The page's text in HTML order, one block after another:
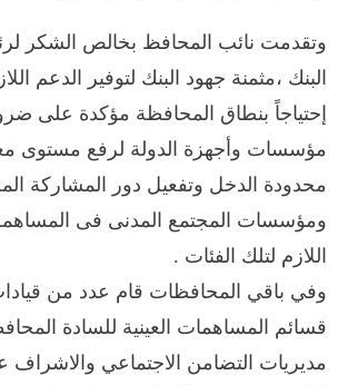
وتقدمت نائب المحافظ بخالص الشكر
البنك ،مثمنة جهود البنك لتوفير الدعم
إحتياجاً بنطاق المحافظة مؤكدة على
مؤسسات وأجهزة الدولة لرفع مستوى
محدودة الدخل وتفعيل دور المشاركة
ومؤسسات المجتمع المدنى فى
اللازم لتلك الفئات .
وفي باقي المحافظات قام عدد من
قسائم المساهمات العينية للسادة
مديريات التضامن الاجتماعي والاشراف